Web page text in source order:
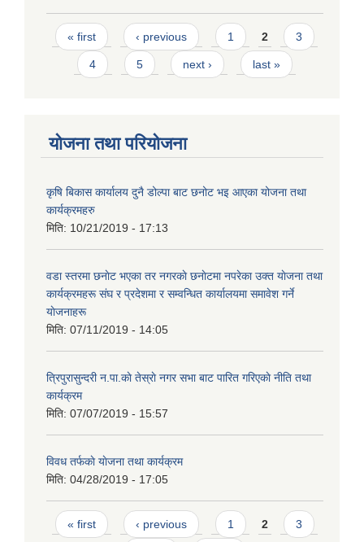
Pages
« first ‹ previous 1 2 3
4 5 next › last »
योजना तथा परियोजना
कृषि बिकास कार्यालय दुनै डोल्पा बाट छनोट भइ आएका योजना तथा
कार्यक्रमहरु
मिति: 10/21/2019 - 17:13
वडा स्तरमा छनाेट भएका तर नगरकाे छनाेटमा नपरेका उक्त याेजना तथा
कार्यक्रमहरू संघ र प्रदेशमा र सम्वन्धित कार्यालयमा समावेश गर्ने
याेजनाहरू
मिति: 07/11/2019 - 14:05
त्रिपुरासुन्दरी न.पा.काे तेस्राे नगर सभा बाट पारित गरिएकाे नीति तथा
कार्यक्रम
मिति: 07/07/2019 - 15:57
विवध तर्फकाे याेजना तथा कार्यक्रम
मिति: 04/28/2019 - 17:05
Pages
« first ‹ previous 1 2 3